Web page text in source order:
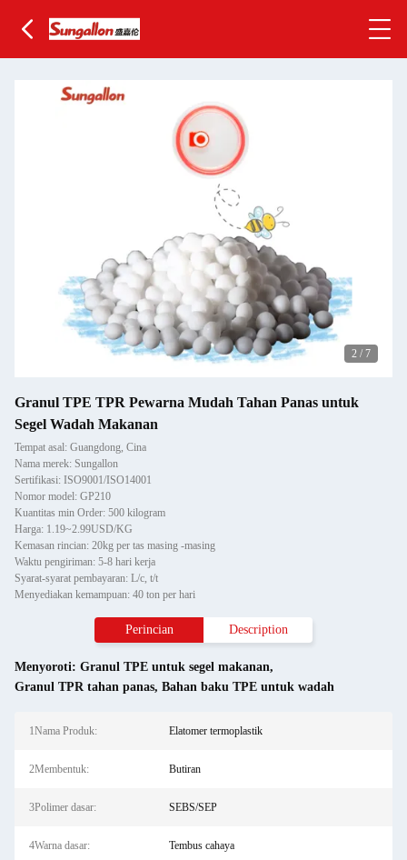
2 / 7
Granul TPE TPR Pewarna Mudah Tahan Panas untuk
Segel Wadah Makanan
Tempat asal: Guangdong, Cina
Nama merek: Sungallon
Sertifikasi: ISO9001/ISO14001
Nomor model: GP210
Kuantitas min Order: 500 kilogram
Harga: 1.19~2.99USD/KG
Kemasan rincian: 20kg per tas masing -masing
Waktu pengiriman: 5-8 hari kerja
Syarat-syarat pembayaran: L/c, t/t
Menyediakan kemampuan: 40 ton per hari
Perincian Description
Menyoroti: Granul TPE untuk segel makanan,
Granul TPR tahan panas, Bahan baku TPE untuk wadah
1Nama Produk: Elatomer termoplastik
2Membentuk: Butiran
3Polimer dasar: SEBS/SEP
4Warna dasar: Tembus cahaya